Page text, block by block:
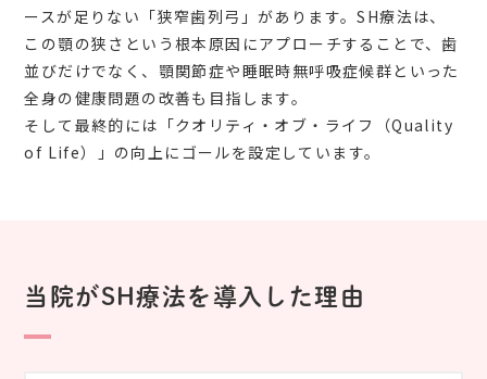
ースが足りない「狭窄歯列弓」があります。SH療法は、
この顎の狭さという根本原因にアプローチすることで、歯
並びだけでなく、顎関節症や睡眠時無呼吸症候群といった
全身の健康問題の改善も目指します。
そして最終的には「クオリティ・オブ・ライフ（Quality
of Life）」の向上にゴールを設定しています。
当院がSH療法を導入した理由